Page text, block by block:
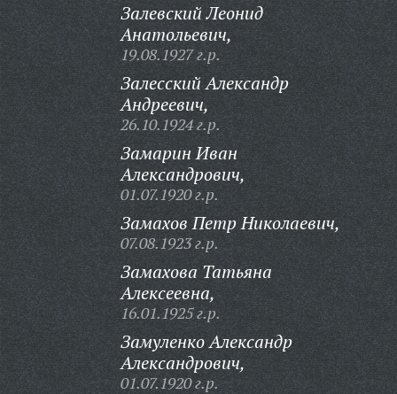
Залевский Леонид
Анатольевич,
19.08.1927 г.р.
Залесский Александр
Андреевич,
26.10.1924 г.р.
Замарин Иван
Александрович,
01.07.1920 г.р.
Замахов Петр Николаевич,
07.08.1923 г.р.
Замахова Татьяна
Алексеевна,
16.01.1925 г.р.
Замуленко Александр
Александрович,
01.07.1920 г.р.